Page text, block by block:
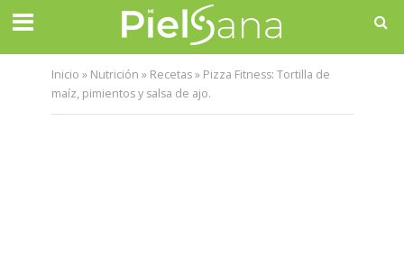
Inicio » Nutrición » Recetas» Pizza Fitness: Tortilla de
maíz, pimientos y salsa de ajo.